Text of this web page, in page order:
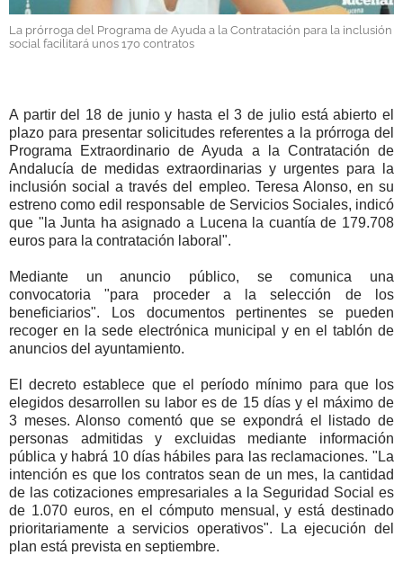
La prórroga del Programa de Ayuda a la Contratación para la inclusión
social facilitará unos 170 contratos
A partir del 18 de junio y hasta el 3 de julio está abierto el
plazo para presentar solicitudes referentes a la prórroga del
Programa Extraordinario de Ayuda a la Contratación de
Andalucía de medidas extraordinarias y urgentes para la
inclusión social a través del empleo. Teresa Alonso, en su
estreno como edil responsable de Servicios Sociales, indicó
que "la Junta ha asignado a Lucena la cuantía de 179.708
euros para la contratación laboral".
Mediante un anuncio público, se comunica una
convocatoria "para proceder a la selección de los
beneficiarios". Los documentos pertinentes se pueden
recoger en la sede electrónica municipal y en el tablón de
anuncios del ayuntamiento.
El decreto establece que el período mínimo para que los
elegidos desarrollen su labor es de 15 días y el máximo de
3 meses. Alonso comentó que se expondrá el listado de
personas admitidas y excluidas mediante información
pública y habrá 10 días hábiles para las reclamaciones. "La
intención es que los contratos sean de un mes, la cantidad
de las cotizaciones empresariales a la Seguridad Social es
de 1.070 euros, en el cómputo mensual, y está destinado
prioritariamente a servicios operativos". La ejecución del
plan está prevista en septiembre.